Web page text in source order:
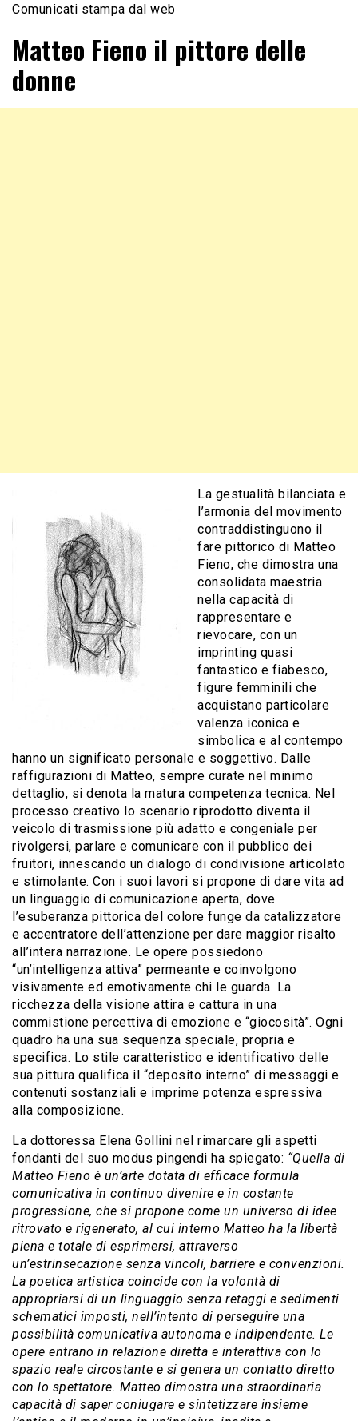
Comunicati stampa dal web
Matteo Fieno il pittore delle
donne
La gestualità bilanciata e
l’armonia del movimento
contraddistinguono il
fare pittorico di Matteo
Fieno, che dimostra una
consolidata maestria
nella capacità di
rappresentare e
rievocare, con un
imprinting quasi
fantastico e fiabesco,
figure femminili che
acquistano particolare
valenza iconica e
simbolica e al contempo
hanno un significato personale e soggettivo. Dalle
raffigurazioni di Matteo, sempre curate nel minimo
dettaglio, si denota la matura competenza tecnica. Nel
processo creativo lo scenario riprodotto diventa il
veicolo di trasmissione più adatto e congeniale per
rivolgersi, parlare e comunicare con il pubblico dei
fruitori, innescando un dialogo di condivisione articolato
e stimolante. Con i suoi lavori si propone di dare vita ad
un linguaggio di comunicazione aperta, dove
l’esuberanza pittorica del colore funge da catalizzatore
e accentratore dell’attenzione per dare maggior risalto
all’intera narrazione. Le opere possiedono
“un’intelligenza attiva” permeante e coinvolgono
visivamente ed emotivamente chi le guarda. La
ricchezza della visione attira e cattura in una
commistione percettiva di emozione e “giocosità”. Ogni
quadro ha una sua sequenza speciale, propria e
specifica. Lo stile caratteristico e identificativo delle
sua pittura qualifica il “deposito interno” di messaggi e
contenuti sostanziali e imprime potenza espressiva
alla composizione.
La dottoressa Elena Gollini nel rimarcare gli aspetti
fondanti del suo modus pingendi ha spiegato: “Quella di
Matteo Fieno è un’arte dotata di efficace formula
comunicativa in continuo divenire e in costante
progressione, che si propone come un universo di idee
ritrovato e rigenerato, al cui interno Matteo ha la libertà
piena e totale di esprimersi, attraverso
un’estrinsecazione senza vincoli, barriere e convenzioni.
La poetica artistica coincide con la volontà di
appropriarsi di un linguaggio senza retaggi e sedimenti
schematici imposti, nell’intento di perseguire una
possibilità comunicativa autonoma e indipendente. Le
opere entrano in relazione diretta e interattiva con lo
spazio reale circostante e si genera un contatto diretto
con lo spettatore. Matteo dimostra una straordinaria
capacità di saper coniugare e sintetizzare insieme